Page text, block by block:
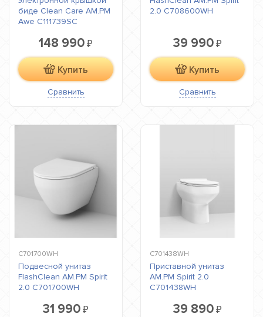
биде Clean Care AM.PM
Awe C111739SC
148 990 ₽
Купить
Сравнить
2.0 C708600WH
39 990₽
Купить
Сравнить
C701700WH
Подвесной унитаз
FlashClean AM.PM Spirit
2.0 C701700WH
31 990 ₽
C701438WH
Приставной унитаз
AM.PM Spirit 2.0
C701438WH
39 890₽